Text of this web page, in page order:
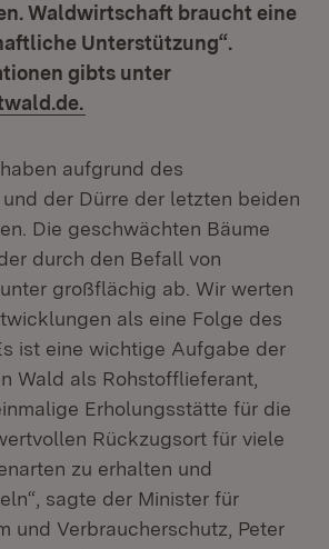
Waldwirtschaft braucht eine
Unterstützung“.
gibts unter
haben aufgrund des
der Dürre der letzten beiden
Die geschwächten Bäume
durch den Befall von
großflächig ab. Wir werten
als eine Folge des
ist eine wichtige Aufgabe der
Wald als Rohstofflieferant,
Erholungsstätte für die
Rückzugsort für viele
zu erhalten und
sagte der Minister für
und Verbraucherschutz, Peter